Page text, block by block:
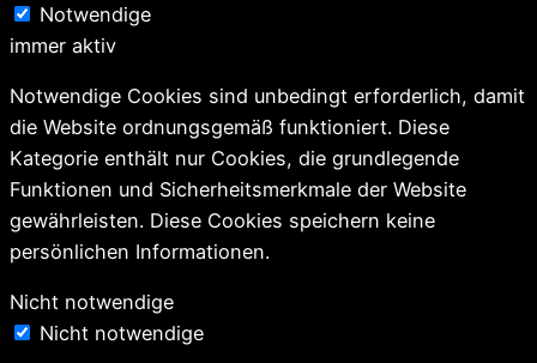
Notwendige
immer aktiv
Notwendige Cookies sind unbedingt erforderlich, damit
die Website ordnungsgemäß funktioniert. Diese
Kategorie enthält nur Cookies, die grundlegende
Funktionen und Sicherheitsmerkmale der Website
gewährleisten. Diese Cookies speichern keine
persönlichen Informationen.
Nicht notwendige
Nicht notwendige